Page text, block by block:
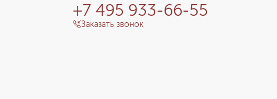
+7 495 933-66-55
Заказать звонок